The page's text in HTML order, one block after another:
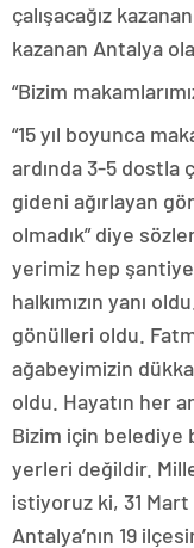
çalışacağız
kazanan Antalya
“Bizim
“15 yıl boyunca
ardında 3-5 dostla
gideni ağırlayan
olmadık” diye
yerimiz hep
halkımızın yanı
gönülleri oldu.
ağabeyimizin
oldu. Hayatın her
Bizim için belediye
yerleri değildir.
istiyoruz ki, 31
Antalya’nın 19